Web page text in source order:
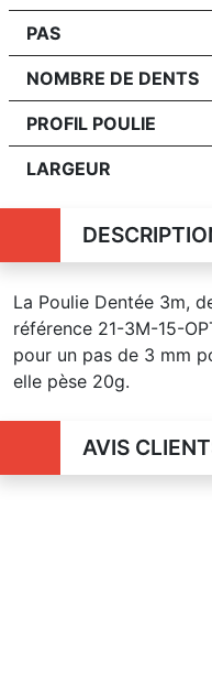
PAS
NOMBRE DE DENTS
PROFIL POULIE
LARGEUR
La Poulie Dentée 3m,
référence 21-3M-15-
pour un pas de 3 mm
elle pèse 20g.
AVIS